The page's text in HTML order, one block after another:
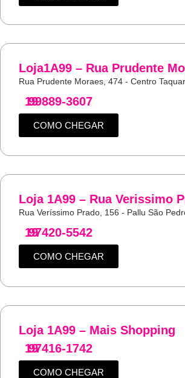
Loja1A99 – Rua Prudente
Rua Prudente Moraes, 474 - Centro
19
99889-3607
COMO CHEGAR
Loja 1A99 – Rua Verissimo
Rua Veríssimo Prado, 156 - Pallu São
19
97420-5542
COMO CHEGAR
Loja 1A99 – Mais Shopping
19
97416-1742
COMO CHEGAR